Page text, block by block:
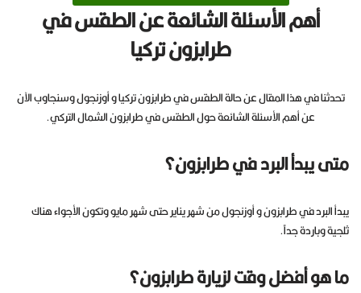
أهم الأسئلة الشائعة عن الطقس في
طرابزون تركيا
تحدثنا في هذا المقال عن حالة الطقس في طرابزون تركيا و أوزنجول وسنجاوب الآن
عن أهم الأسئلة الشائعة حول الطقس في طرابزون الشمال التركي.
متى يبدأ البرد في طرابزون؟
يبدأ البرد في طرابزون و أوزنجول من شهر يناير حتى شهر مايو وتكون الأجواء هناك
ثلجية وباردة جداً.
ما هو أفضل وقت لزيارة طرابزون؟